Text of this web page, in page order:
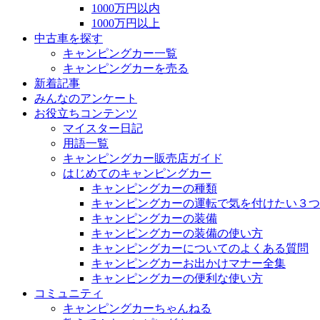
1000万円以内
1000万円以上
中古車を探す
キャンピングカー一覧
キャンピングカーを売る
新着記事
みんなのアンケート
お役立ちコンテンツ
マイスター日記
用語一覧
キャンピングカー販売店ガイド
はじめてのキャンピングカー
キャンピングカーの種類
キャンピングカーの運転で気を付けたい３
キャンピングカーの装備
キャンピングカーの装備の使い方
キャンピングカーについてのよくある質問
キャンピングカーお出かけマナー全集
キャンピングカーの便利な使い方
コミュニティ
キャンピングカーちゃんねる